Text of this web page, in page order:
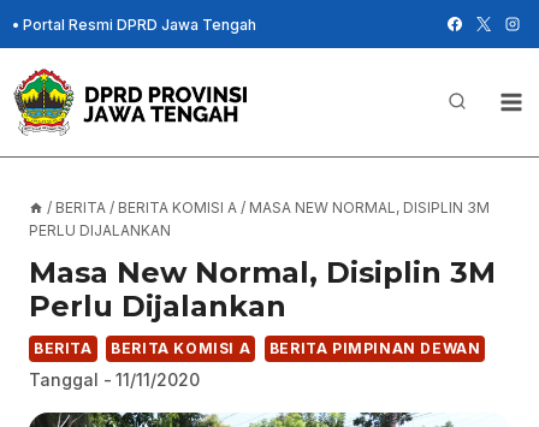
Skip
to
content
• Portal Resmi DPRD Jawa Tengah
/ BERITA / BERITA KOMISI A / MASA NEW NORMAL, DISIPLIN 3M
PERLU DIJALANKAN
Masa New Normal, Disiplin 3M
Perlu Dijalankan
BERITA BERITA KOMISI A BERITA PIMPINAN DEWAN
Tanggal - 11/11/2020